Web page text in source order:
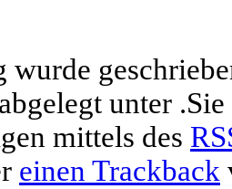
wurde
unter
mittels des
einen Trackback